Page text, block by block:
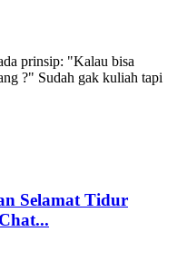
prinsip: "Kalau bisa
?" Sudah gak kuliah tapi
Selamat Tidur